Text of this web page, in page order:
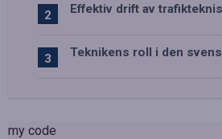
Effektiv drift av
Teknikens roll i den
my code